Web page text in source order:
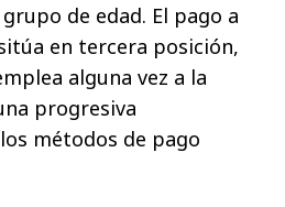
de edad. El pago a
en tercera posición,
alguna vez a la
progresiva
métodos de pago